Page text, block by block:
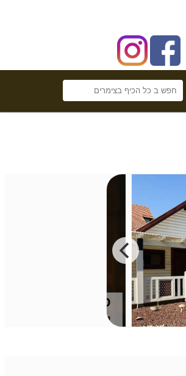
ספא בראשית
ירושלים, אזור ירושלים